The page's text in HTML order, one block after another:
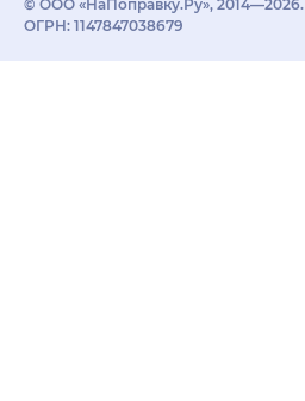
© ООО «НаПоправку.Ру», 2014—2026.
ОГРН: 1147847038679